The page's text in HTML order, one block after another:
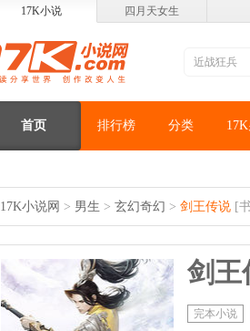
17K小说 四月天女生
首页 排行榜 分类
17K小说网 > 男生 > 玄幻奇幻 > 剑王传说 [
剑王
完本小说